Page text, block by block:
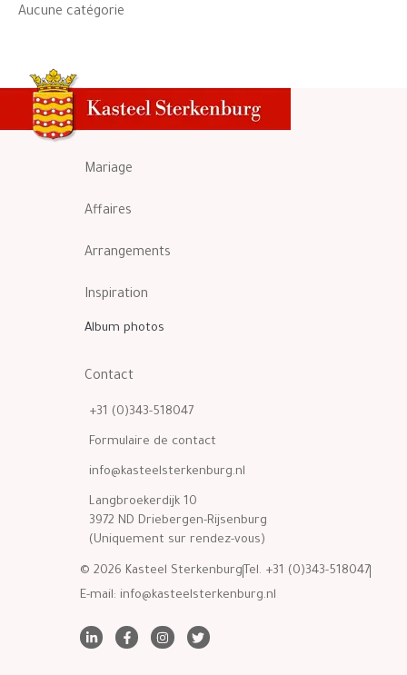
Aucune catégorie
Mariage
Affaires
Arrangements
Inspiration
Album photos
Contact
+31 (0)343-518047
Formulaire de contact
info@kasteelsterkenburg.nl
Langbroekerdijk 10
3972 ND Driebergen-Rijsenburg
(Uniquement sur rendez-vous)
© 2026 Kasteel Sterkenburg Tel. +31 (0)343-518047
E-mail: info@kasteelsterkenburg.nl
i
F
a
I
n
T
w